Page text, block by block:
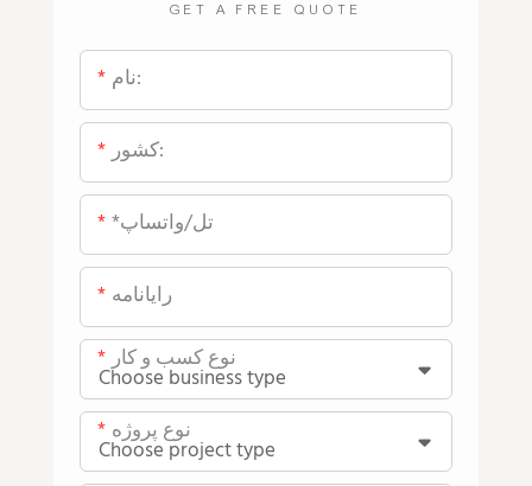
GET A FREE QUOTE
نام:
کشور:
*تل/واتساپ
رایانامه
نوع کسب و کار
نوع پروژه